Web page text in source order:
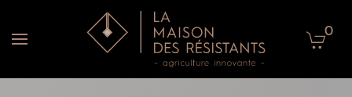
Accéder au contenu principal 0